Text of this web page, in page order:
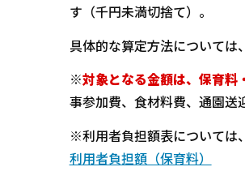
す（千円未満切捨て）。
具体的な算定方法については
※対象となる金額は、保育料
事参加費、食材料費、通園送
※利用者負担額表については
利用者負担額（保育料）